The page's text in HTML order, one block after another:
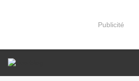
Publicité